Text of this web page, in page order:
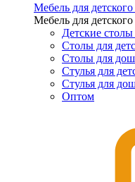
Мебель для детского
Мебель для детского
Детские
Столы для
Столы для
Стулья для
Стулья для
Оптом